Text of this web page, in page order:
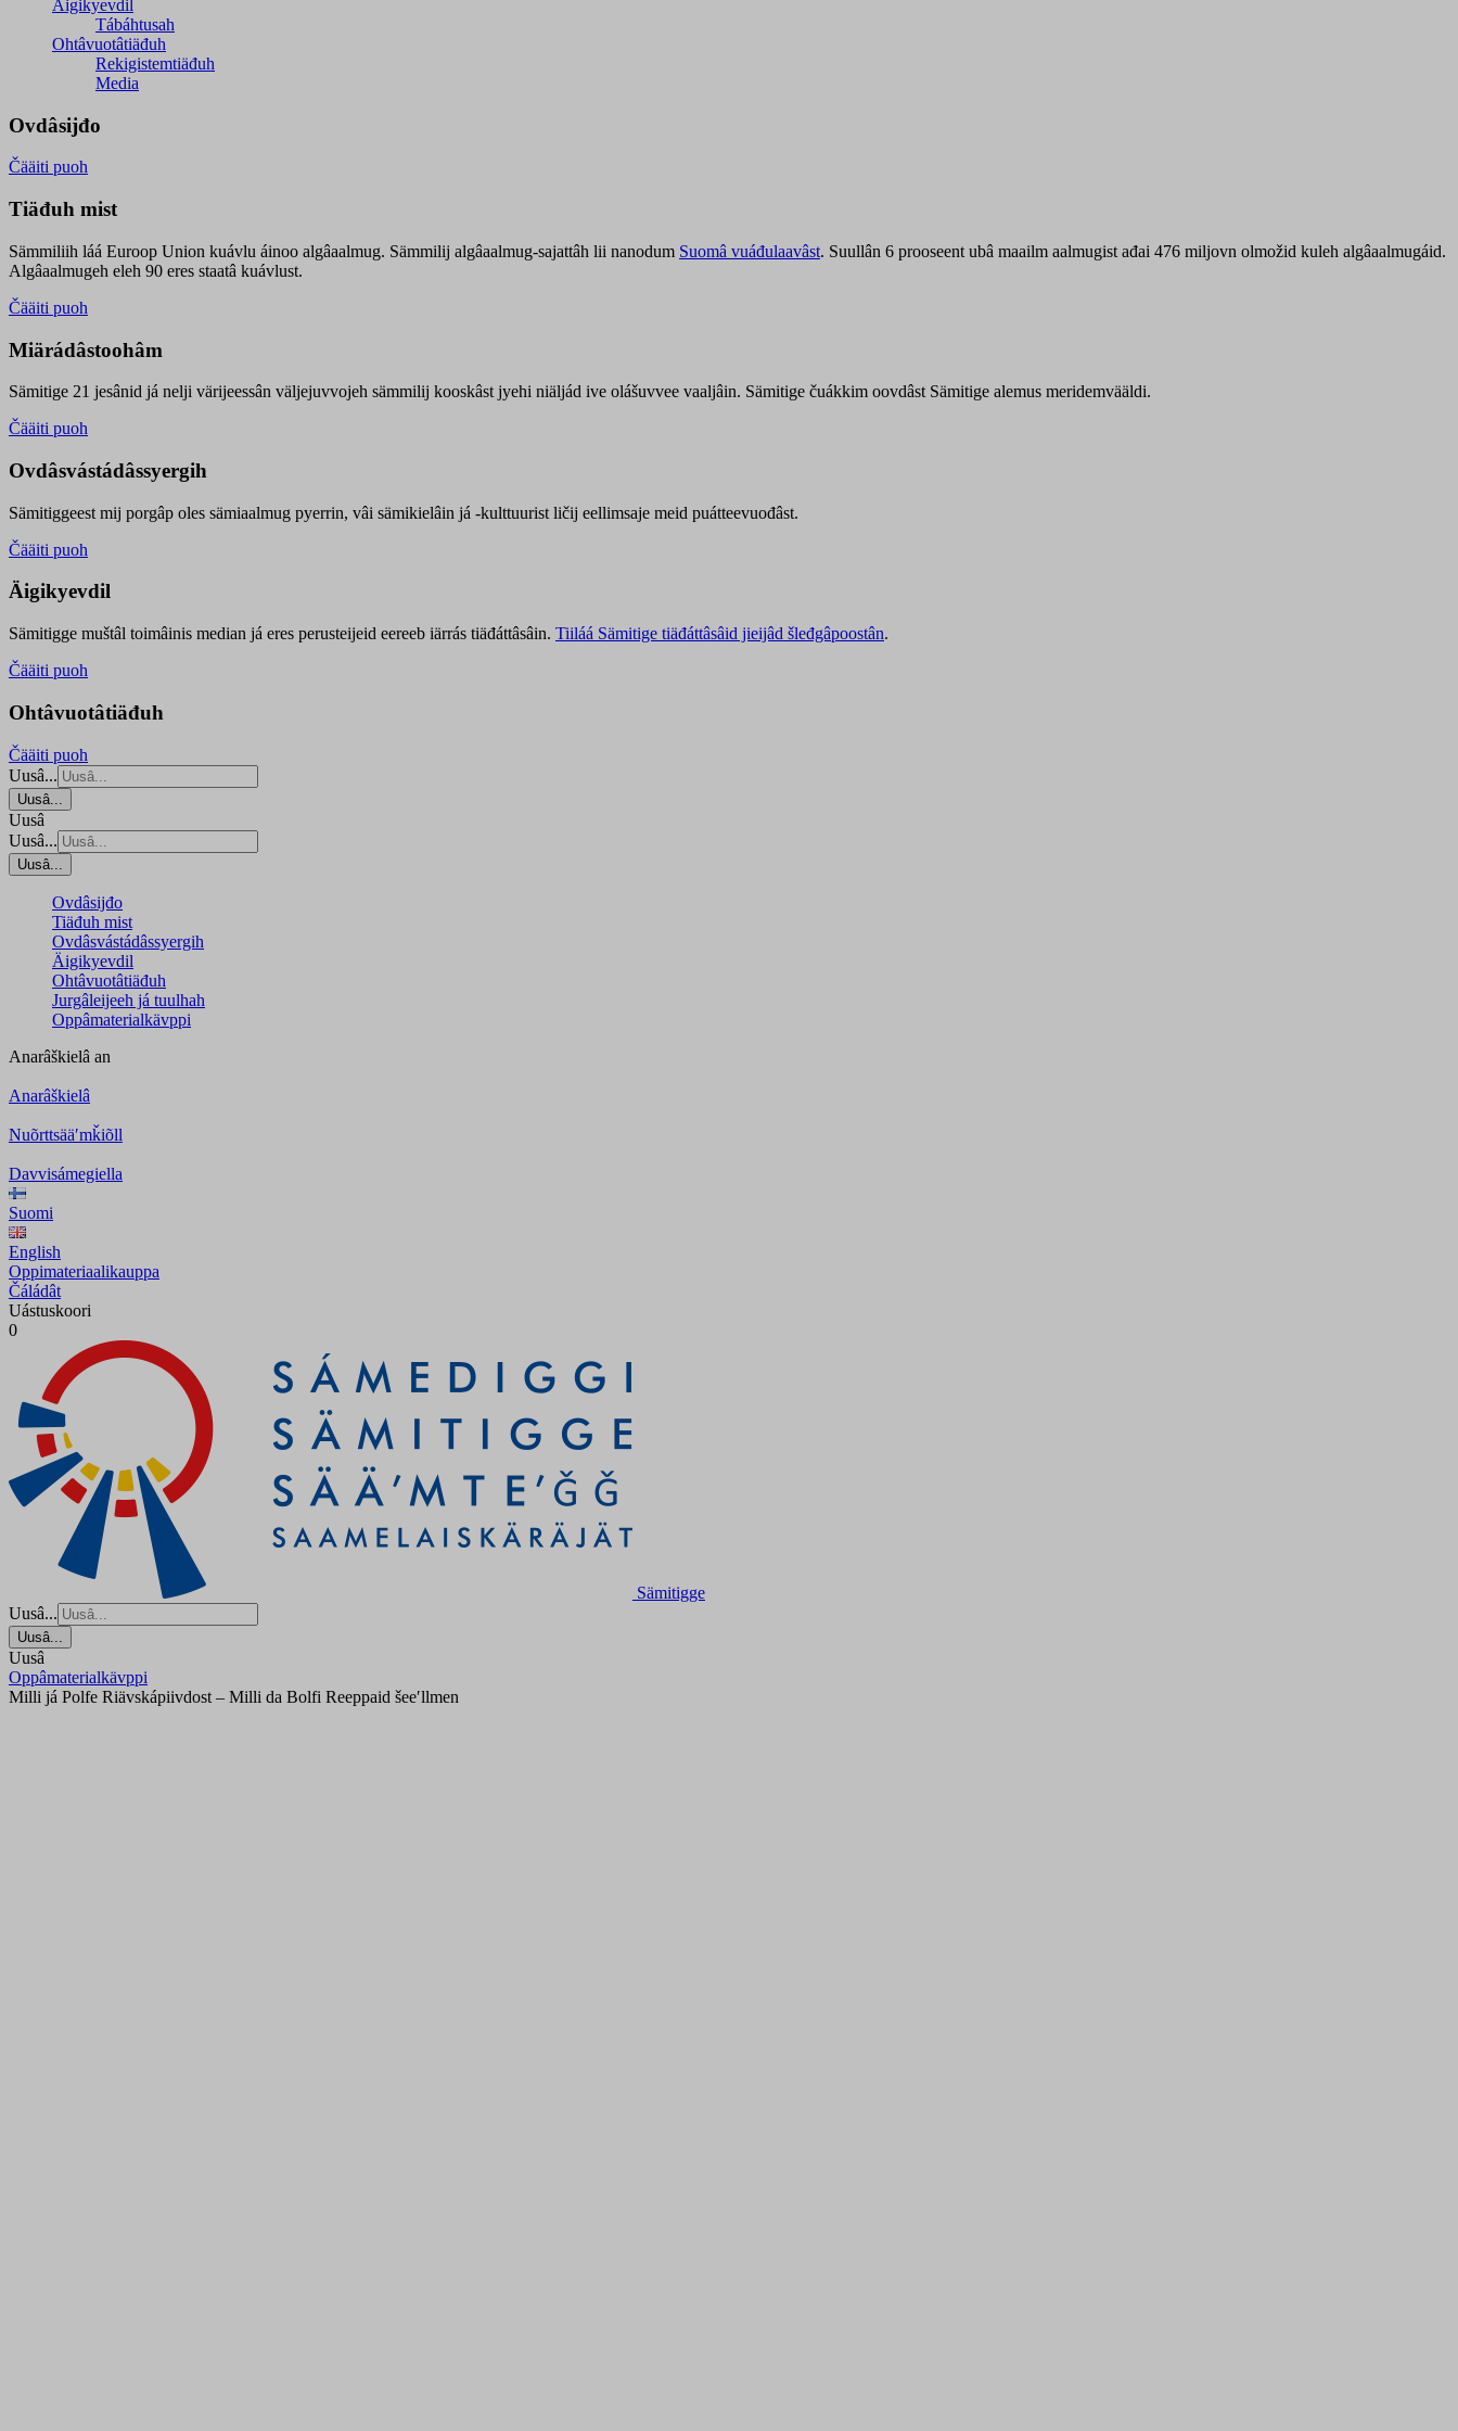
Äigikyevdil
Tábáhtusah
Ohtâvuotâtiäđuh
Rekigistemtiäđuh
Media
Ovdâsijđo
Čääiti puoh
Tiäđuh mist
Sämmiliih láá Euroop Union kuávlu áinoo algâaalmug. Sämmilij algâaalmug-sajattâh lii nanodum Suomâ vuáđulaavâst. Suullân 6 prooseent ubâ maailm aalmugist ađai 476 miljovn olmožid kuleh algâaalmugáid.
Algâaalmugeh eleh 90 eres staatâ kuávlust.
Čääiti puoh
Miärádâstoohâm
Sämitige 21 jesânid já nelji värijeessân väljejuvvojeh sämmilij kooskâst jyehi niäljád ive olášuvvee vaaljâin. Sämitige čuákkim oovdâst Sämitige alemus meridemvääldi.
Čääiti puoh
Ovdâsvástádâssyergih
Sämitiggeest mij porgâp oles sämiaalmug pyerrin, vâi sämikielâin já -kulttuurist ličij eellimsaje meid puátteevuođâst.
Čääiti puoh
Äigikyevdil
Sämitigge muštâl toimâinis median já eres perusteijeid eereeb iärrás tiäđáttâsâin. Tiiláá Sämitige tiäđáttâsâid jieijâd šleđgâpoostân.
Čääiti puoh
Ohtâvuotâtiäđuh
Čääiti puoh
Uusâ...
Uusâ...
Uusâ
Uusâ...
Uusâ...
Ovdâsijđo
Tiäđuh mist
Ovdâsvástádâssyergih
Äigikyevdil
Ohtâvuotâtiäđuh
Jurgâleijeeh já tuulhah
Oppâmaterialkävppi
Anarâškielâ an
Anarâškielâ
Nuõrttsääʹmǩiõll
Davvisámegiella
Suomi
English
Oppimateriaalikauppa
Čáládât
Uástuskoori
0
Sämitigge
Uusâ...
Uusâ...
Uusâ
Oppâmaterialkävppi
Milli já Polfe Riävskápiivdost – Milli da Bolfi Reeppaid šeeʹllmen